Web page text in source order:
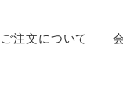
ご注文について